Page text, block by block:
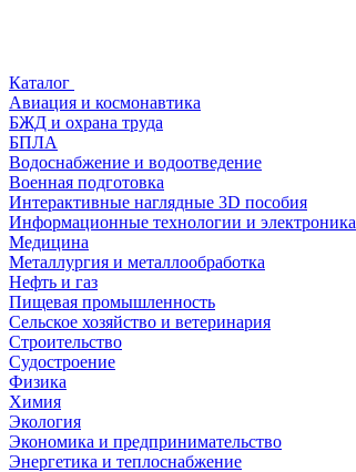
Каталог
Авиация и космонавтика
БЖД и охрана труда
БПЛА
Водоснабжение и водоотведение
Военная подготовка
Интерактивные наглядные 3D пособия
Информационные технологии и электроника
Медицина
Металлургия и металлообработка
Нефть и газ
Пищевая промышленность
Сельское хозяйство и ветеринария
Строительство
Судостроение
Физика
Химия
Экология
Экономика и предпринимательство
Энергетика и теплоснабжение